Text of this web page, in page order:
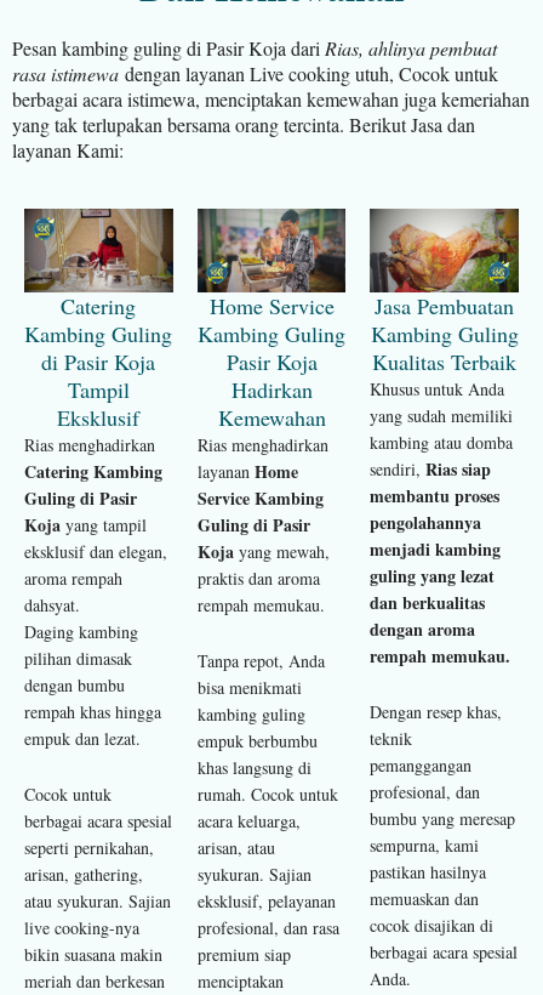
Pesan kambing guling di Pasir Koja dari Rias, ahlinya pembuat
rasa istimewa dengan layanan Live cooking utuh, Cocok untuk
berbagai acara istimewa, menciptakan kemewahan juga kemeriahan
yang tak terlupakan bersama orang tercinta. Berikut Jasa dan
layanan Kami:
Catering
Kambing Guling
di Pasir Koja
Tampil
Eksklusif
Rias menghadirkan
Catering Kambing
Guling di Pasir
Koja yang tampil
eksklusif dan elegan,
aroma rempah
dahsyat.
Daging kambing
pilihan dimasak
dengan bumbu
rempah khas hingga
empuk dan lezat.
Cocok untuk
berbagai acara spesial
seperti pernikahan,
arisan, gathering,
atau syukuran. Sajian
live cooking-nya
bikin suasana makin
meriah dan berkesan
Home Service
Kambing Guling
Pasir Koja
Hadirkan
Kemewahan
Rias menghadirkan
layanan Home
Service Kambing
Guling di Pasir
Koja yang mewah,
praktis dan aroma
rempah memukau.
Tanpa repot, Anda
bisa menikmati
kambing guling
empuk berbumbu
khas langsung di
rumah. Cocok untuk
acara keluarga,
arisan, atau
syukuran. Sajian
eksklusif, pelayanan
profesional, dan rasa
premium siap
menciptakan
Jasa Pembuatan
Kambing Guling
Kualitas Terbaik
Khusus untuk Anda
yang sudah memiliki
kambing atau domba
sendiri,Rias siap
membantu proses
pengolahannya
menjadi kambing
guling yang lezat
dan berkualitas
dengan aroma
rempah memukau.
Dengan resep khas,
teknik
pemanggangan
profesional, dan
bumbu yang meresap
sempurna, kami
pastikan hasilnya
memuaskan dan
cocok disajikan di
berbagai acara spesial
Anda.